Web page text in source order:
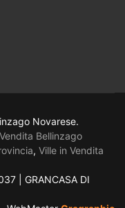
Novarese.
Bellinzago
, Ville in Vendita
| GRANCASA DI